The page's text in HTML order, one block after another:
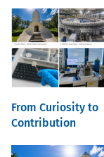
From Curiosity to
Contribution